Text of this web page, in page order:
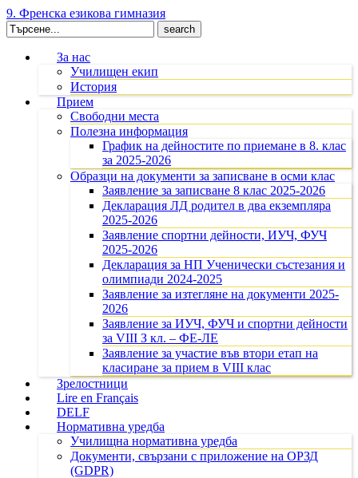
9. Френска езикова гимназия
Search
for:
За нас
Училищен екип
История
Прием
Свободни места
Полезна информация
График на дейностите по приемане в 8. клас
за 2025-2026
Образци на документи за записване в осми клас
Заявление за записване 8 клас 2025-2026
Декларация ЛД родител в два екземпляра
2025-2026
Заявление спортни дейности, ИУЧ, ФУЧ
2025-2026
Декларация за НП Ученически състезания и
олимпиади 2024-2025
Заявление за изтегляне на документи 2025-
2026
Заявление за ИУЧ, ФУЧ и спортни дейности
за VIII З кл. – ФЕ-ЛЕ
Заявление за участие във втори етап на
класиране за прием в VIII клас
Зрелостници
Lire en Français
DELF
Нормативна уредба
Училищна нормативна уредба
Документи, свързани с приложение на ОРЗД
(GDPR)